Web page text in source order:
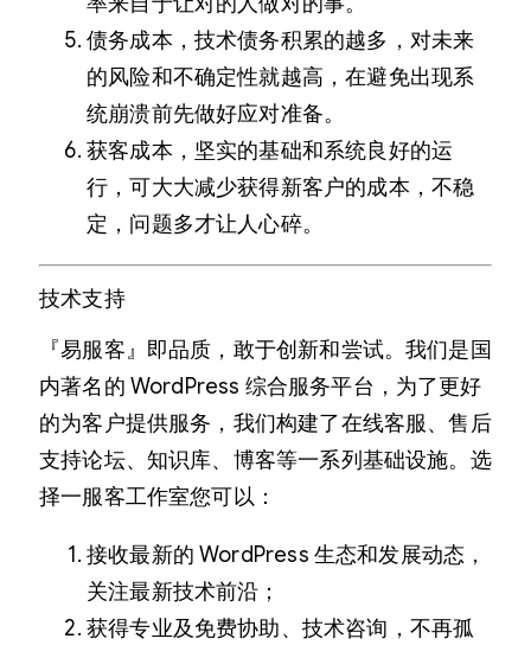
债务成本，技术债务积累的越多，对未来
的风险和不确定性就越高，在避免出现系
统崩溃前先做好应对准备。
获客成本，坚实的基础和系统良好的运
行，可大大减少获得新客户的成本，不稳
定，问题多才让人心碎。
技术支持
『易服客』即品质，敢于创新和尝试。我们是国
内著名的 WordPress 综合服务平台，为了更好
的为客户提供服务，我们构建了在线客服、售后
支持论坛、知识库、博客等一系列基础设施。选
择一服客工作室您可以：
接收最新的 WordPress 生态和发展动态，
关注最新技术前沿；
获得专业及免费协助、技术咨询，不再孤